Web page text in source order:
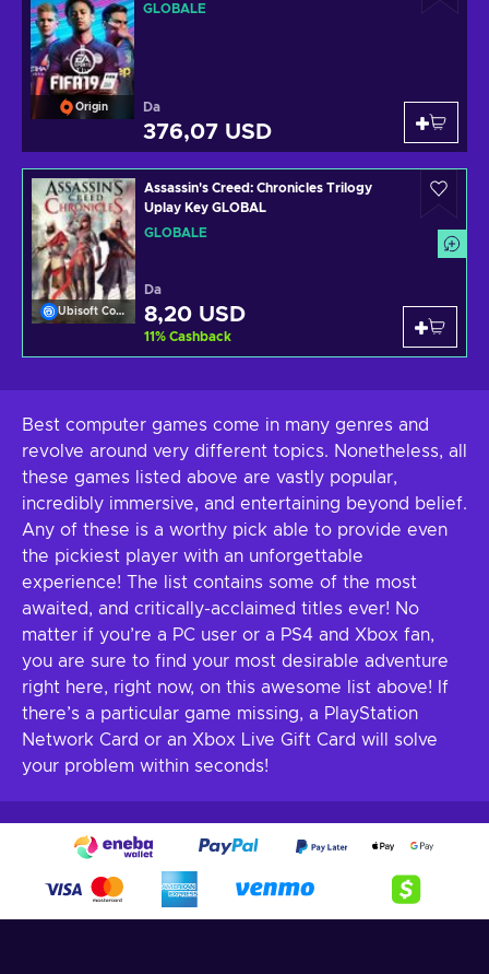
Origin
GLOBALE
Da
376,07 USD
Ubisoft Connect
Assassin's Creed: Chronicles Trilogy
Uplay Key GLOBAL
GLOBALE
Da
8,20 USD
11% Cashback
Best computer games come in many genres and
revolve around very different topics. Nonetheless, all
these games listed above are vastly popular,
incredibly immersive, and entertaining beyond belief.
Any of these is a worthy pick able to provide even
the pickiest player with an unforgettable
experience! The list contains some of the most
awaited, and critically-acclaimed titles ever! No
matter if you’re a PC user or a PS4 and Xbox fan,
you are sure to find your most desirable adventure
right here, right now, on this awesome list above! If
there’s a particular game missing, a PlayStation
Network Card or an Xbox Live Gift Card will solve
your problem within seconds!